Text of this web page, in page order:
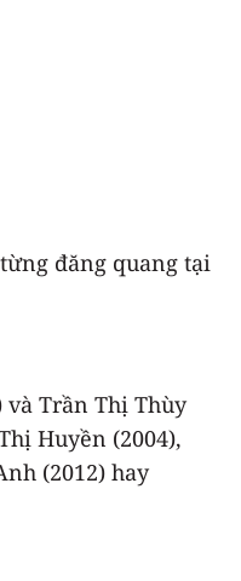
đăng quang tại
Trần Thị Thùy
Huyền (2004),
(2012) hay